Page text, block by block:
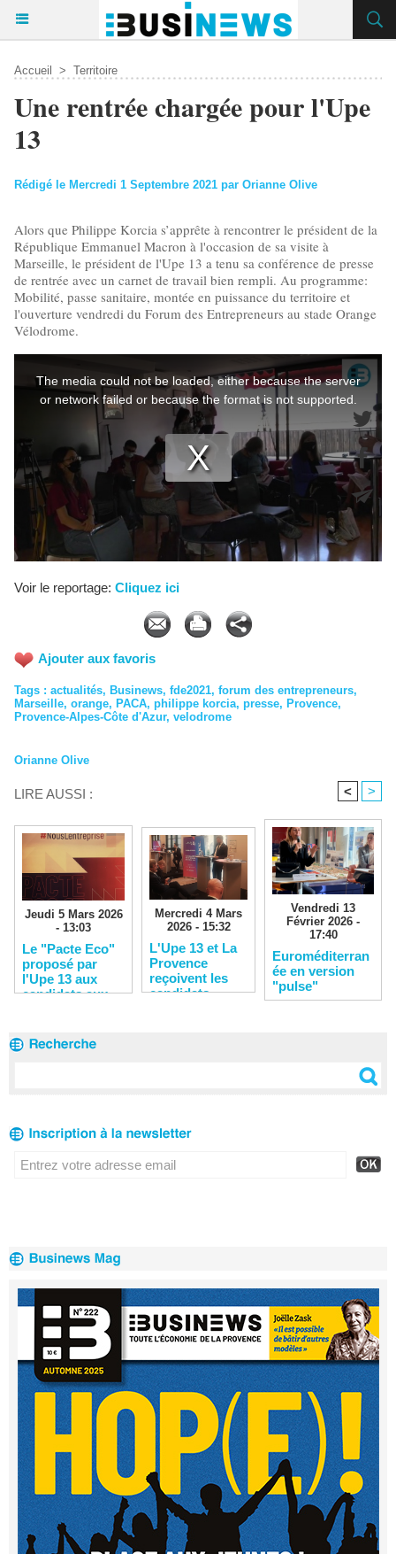
Accueil > Territoire
Une rentrée chargée pour l'Upe
13
Rédigé le Mercredi 1 Septembre 2021 par Orianne Olive
Alors que Philippe Korcia s’apprête à rencontrer le président de la
République Emmanuel Macron à l'occasion de sa visite à
Marseille, le président de l'Upe 13 a tenu sa conférence de presse
de rentrée avec un carnet de travail bien rempli. Au programme:
Mobilité, passe sanitaire, montée en puissance du territoire et
l'ouverture vendredi du Forum des Entrepreneurs au stade Orange
Vélodrome.
Voir le reportage: Cliquez ici
Ajouter aux favoris
Tags : actualités, Businews, fde2021, forum des entrepreneurs,
Marseille, orange, PACA, philippe korcia, presse, Provence,
Provence-Alpes-Côte d'Azur, velodrome
Orianne Olive
LIRE AUSSI : < >
Jeudi 5 Mars 2026
- 13:03
Le "Pacte Eco"
proposé par
l'Upe 13 aux
candidats aux
Mercredi 4 Mars
2026 - 15:32
L'Upe 13 et La
Provence
reçoivent les
candidats
Vendredi 13
Février 2026 -
17:40
Euroméditerran
ée en version
"pulse"